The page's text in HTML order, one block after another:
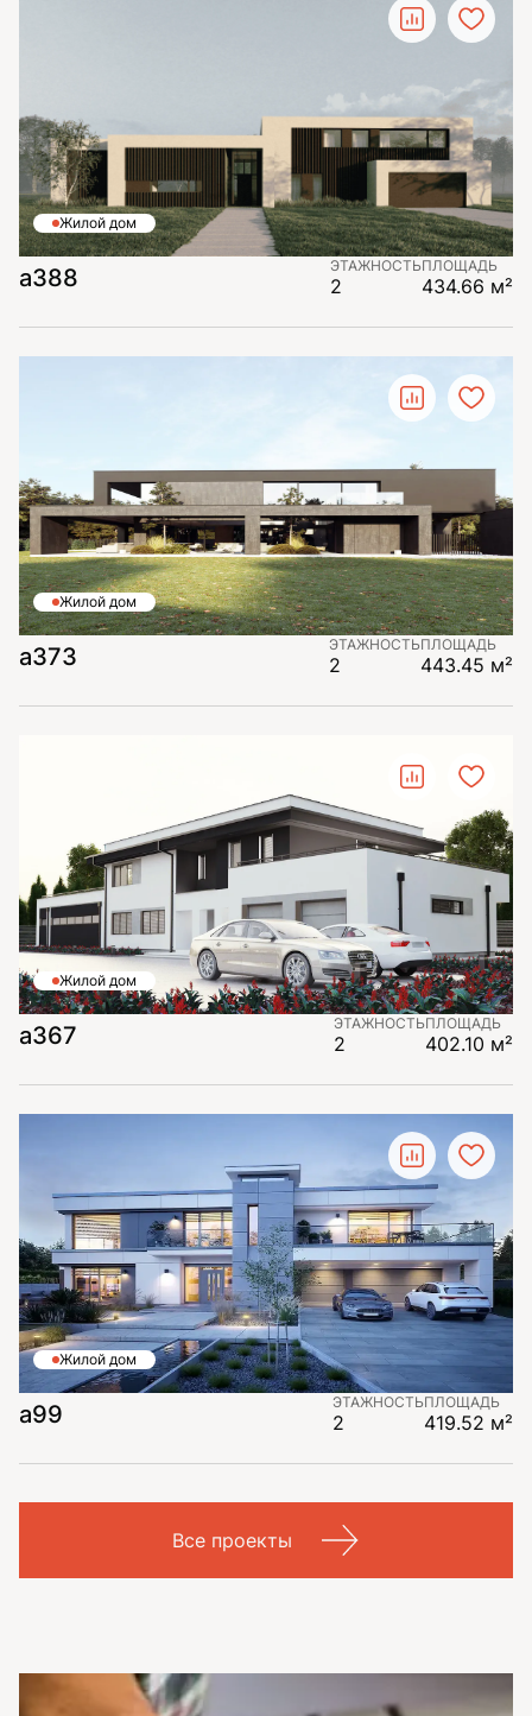
Жилой дом
а388 ЭТАЖНОСТЬ
2
ПЛОЩАДЬ
434.66 м²
Жилой дом
а373 ЭТАЖНОСТЬ
2
ПЛОЩАДЬ
443.45 м²
Жилой дом
а367 ЭТАЖНОСТЬ
2
ПЛОЩАДЬ
402.10 м²
Жилой дом
a99 ЭТАЖНОСТЬ
2
ПЛОЩАДЬ
419.52 м²
Все проекты